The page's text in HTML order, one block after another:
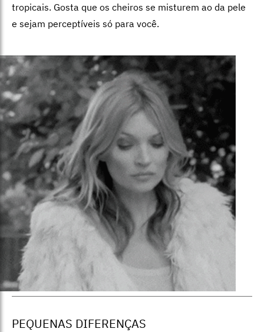
tropicais. Gosta que os cheiros se misturem ao da pele
e sejam perceptíveis só para você.
PEQUENAS DIFERENÇAS